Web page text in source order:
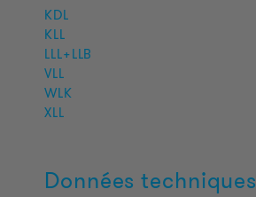
KDL
KLL
LLL+LLB
VLL
WLK
XLL
Données techniques